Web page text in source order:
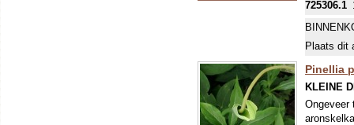
krult.
als
725306.1
Plaats dit
Pinellia
KLEINE
Ongeveer